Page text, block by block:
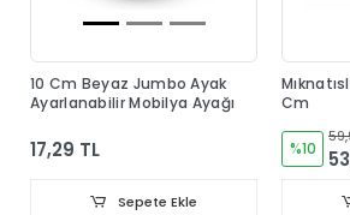
10 Cm Beyaz Jumbo Ayak
Ayarlanabilir Mobilya Ayağı
17,29 TL
Sepete Ekle
Cm
%10